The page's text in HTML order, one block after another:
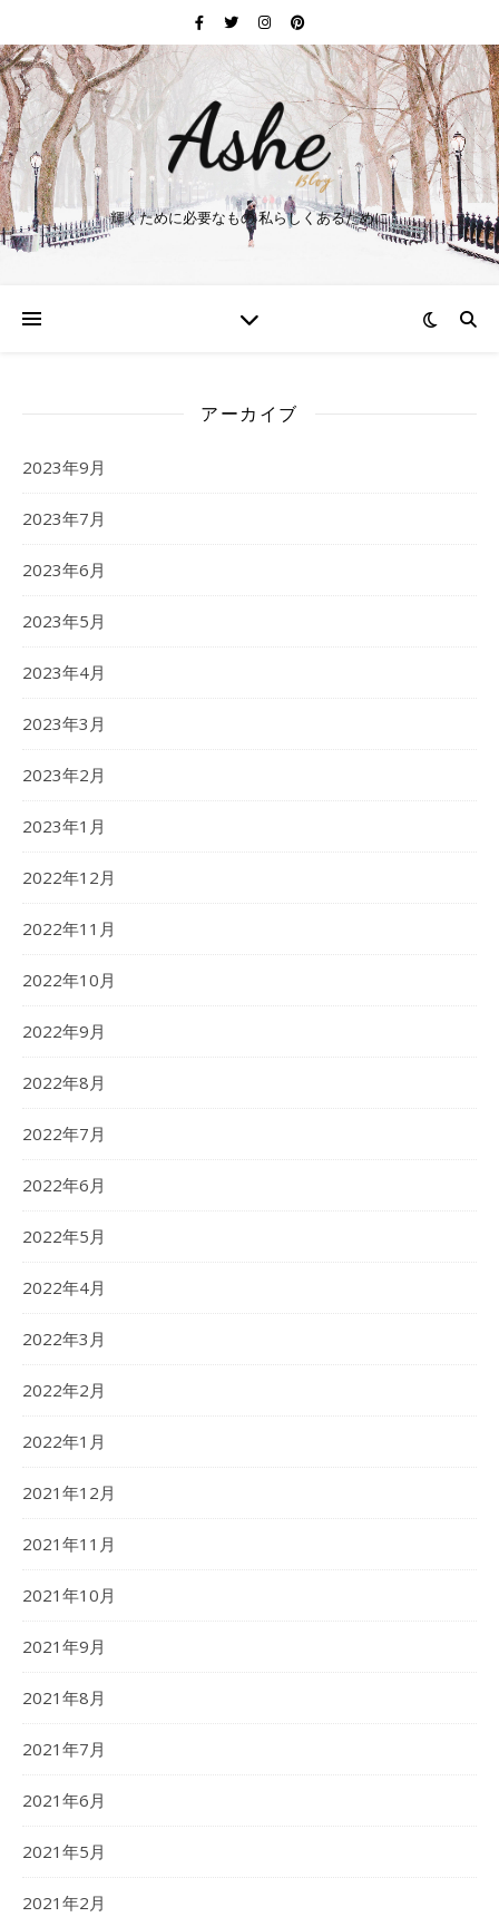
輝くために必要なもの 私らしくあるために
アーカイブ
2023年9月
2023年7月
2023年6月
2023年5月
2023年4月
2023年3月
2023年2月
2023年1月
2022年12月
2022年11月
2022年10月
2022年9月
2022年8月
2022年7月
2022年6月
2022年5月
2022年4月
2022年3月
2022年2月
2022年1月
2021年12月
2021年11月
2021年10月
2021年9月
2021年8月
2021年7月
2021年6月
2021年5月
2021年2月